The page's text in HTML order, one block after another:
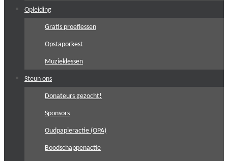
Opleiding
Gratis proeflessen
Opstaporkest
Muzieklessen
Steun ons
Donateurs gezocht!
Sponsors
Oudpapieractie (OPA)
Boodschappenactie